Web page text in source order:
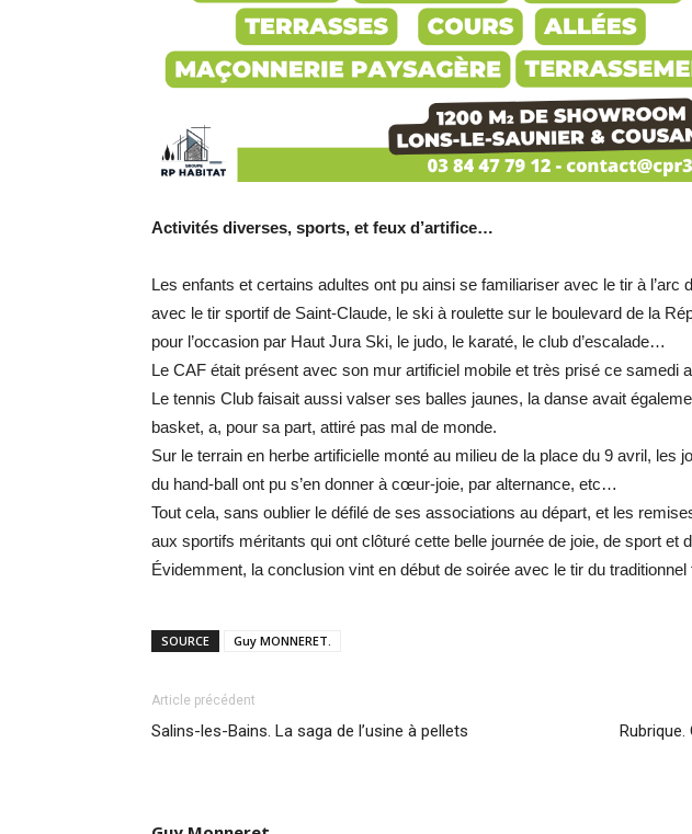
Activités diverses, sports, et feux d’artifice…
Les enfants et certains adultes ont pu ainsi se familiariser avec le tir à l’arc
avec le tir sportif de Saint-Claude, le ski à roulette sur le boulevard de la
pour l’occasion par Haut Jura Ski, le judo, le karaté, le club d’escalade…
Le CAF était présent avec son mur artificiel mobile et très prisé ce samedi
Le tennis Club faisait aussi valser ses balles jaunes, la danse avait
basket, a, pour sa part, attiré pas mal de monde.
Sur le terrain en herbe artificielle monté au milieu de la place du 9 avril, les
du hand-ball ont pu s’en donner à cœur-joie, par alternance, etc…
Tout cela, sans oublier le défilé de ses associations au départ, et les
aux sportifs méritants qui ont clôturé cette belle journée de joie, de sport et
Évidemment, la conclusion vint en début de soirée avec le tir du
SOURCE Guy MONNERET.
Article précédent
Salins-les-Bains. La saga de l’usine à pellets